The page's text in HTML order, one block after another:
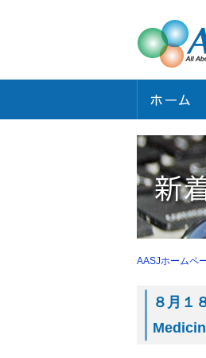
AASJホームペ
８月１